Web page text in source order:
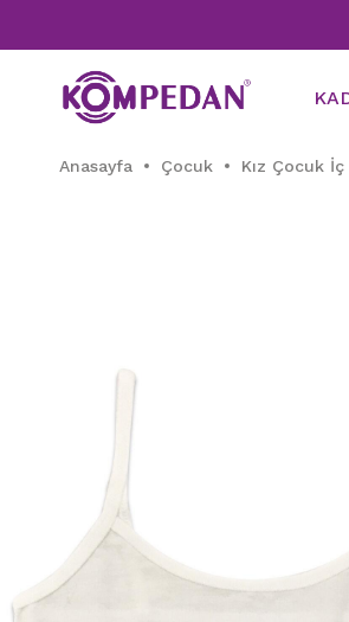
Anasayfa Çocuk Kız Çocuk